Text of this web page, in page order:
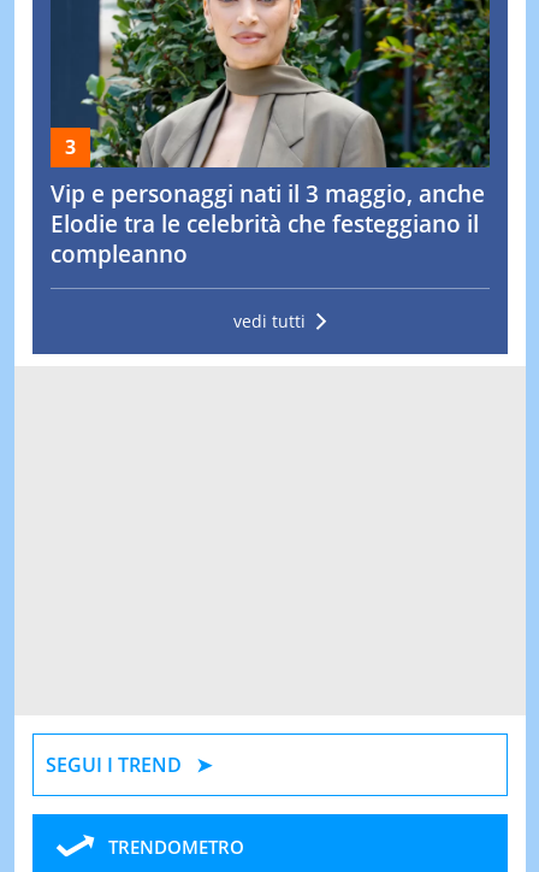
Vip e personaggi nati il 3 maggio, anche
Elodie tra le celebrità che festeggiano il
compleanno
vedi tutti
SEGUI I TREND
TRENDOMETRO